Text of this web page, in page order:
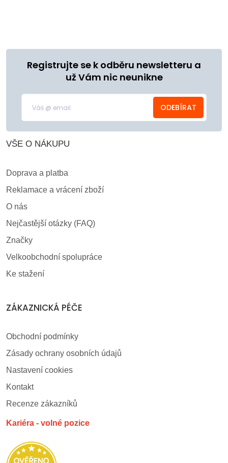
Registrujte se k odběru newsletteru a
už Vám nic neunikne
ODEBÍRAT
VŠE O NÁKUPU
Doprava a platba
Reklamace a vrácení zboží
O nás
Nejčastější otázky (FAQ)
Značky
Velkoobchodní spolupráce
Ke stažení
ZÁKAZNICKÁ PÉČE
Obchodní podmínky
Zásady ochrany osobních údajů
Nastavení cookies
Kontakt
Recenze zákazníků
Kariéra - volné pozice